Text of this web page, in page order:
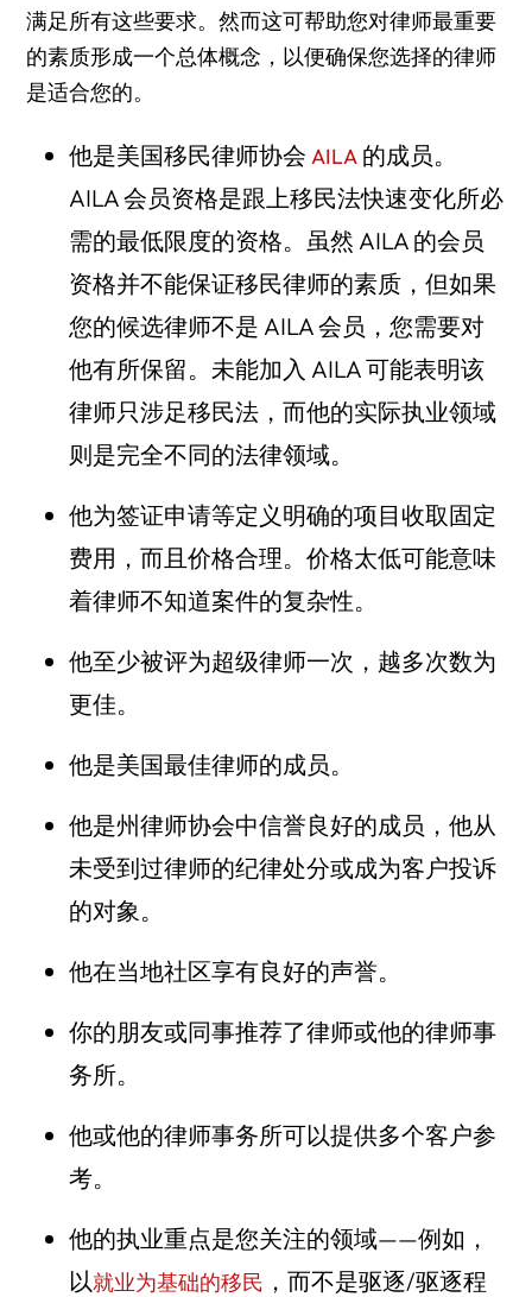
满足所有这些要求。然而这可帮助您对律师最重要
的素质形成一个总体概念，以便确保您选择的律师
是适合您的。
他是美国移民律师协会 AILA的成员。
AILA 会员资格是跟上移民法快速变化所必
需的最低限度的资格。虽然 AILA 的会员
资格并不能保证移民律师的素质，但如果
您的候选律师不是 AILA 会员，您需要对
他有所保留。未能加入 AILA 可能表明该
律师只涉足移民法，而他的实际执业领域
则是完全不同的法律领域。
他为签证申请等定义明确的项目收取固定
费用，而且价格合理。价格太低可能意味
着律师不知道案件的复杂性。
他至少被评为超级律师一次，越多次数为
更佳。
他是美国最佳律师的成员。
他是州律师协会中信誉良好的成员，他从
未受到过律师的纪律处分或成为客户投诉
的对象。
他在当地社区享有良好的声誉。
你的朋友或同事推荐了律师或他的律师事
务所。
他或他的律师事务所可以提供多个客户参
考。
他的执业重点是您关注的领域——例如，
以就业为基础的移民 ，而不是驱逐/驱逐程